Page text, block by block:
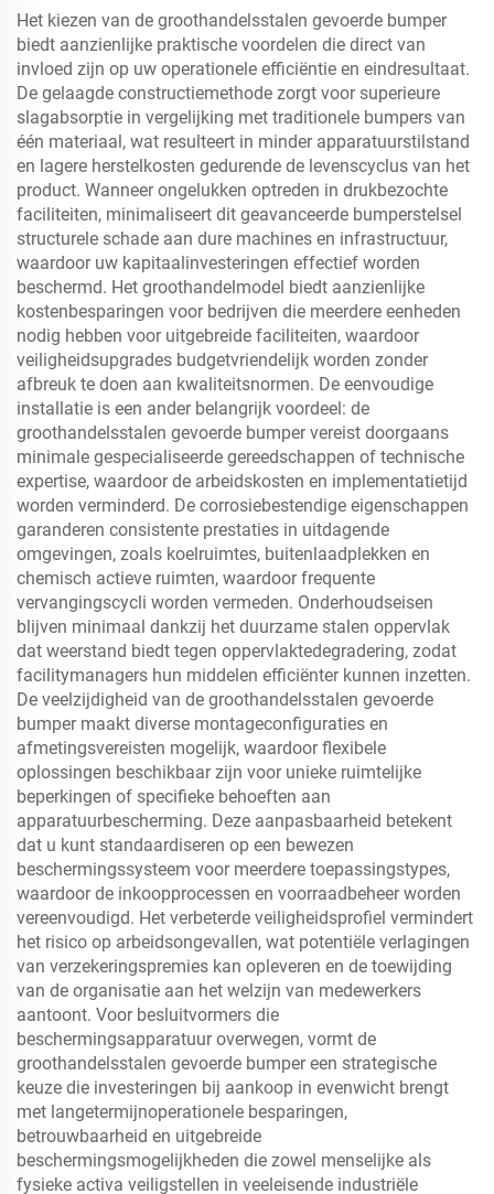
Product
Het kiezen van de groothandelsstalen gevoerde bumper
biedt aanzienlijke praktische voordelen die direct van
invloed zijn op uw operationele efficiëntie en eindresultaat.
De gelaagde constructiemethode zorgt voor superieure
slagabsorptie in vergelijking met traditionele bumpers van
één materiaal, wat resulteert in minder apparatuurstilstand
en lagere herstelkosten gedurende de levenscyclus van het
product. Wanneer ongelukken optreden in drukbezochte
faciliteiten, minimaliseert dit geavanceerde bumperstelsel
structurele schade aan dure machines en infrastructuur,
waardoor uw kapitaalinvesteringen effectief worden
beschermd. Het groothandelmodel biedt aanzienlijke
kostenbesparingen voor bedrijven die meerdere eenheden
nodig hebben voor uitgebreide faciliteiten, waardoor
veiligheidsupgrades budgetvriendelijk worden zonder
afbreuk te doen aan kwaliteitsnormen. De eenvoudige
installatie is een ander belangrijk voordeel: de
groothandelsstalen gevoerde bumper vereist doorgaans
minimale gespecialiseerde gereedschappen of technische
expertise, waardoor de arbeidskosten en implementatietijd
worden verminderd. De corrosiebestendige eigenschappen
garanderen consistente prestaties in uitdagende
omgevingen, zoals koelruimtes, buitenlaadplekken en
chemisch actieve ruimten, waardoor frequente
vervangingscycli worden vermeden. Onderhoudseisen
blijven minimaal dankzij het duurzame stalen oppervlak
dat weerstand biedt tegen oppervlaktedegradering, zodat
facilitymanagers hun middelen efficiënter kunnen inzetten.
De veelzijdigheid van de groothandelsstalen gevoerde
bumper maakt diverse montageconfiguraties en
afmetingsvereisten mogelijk, waardoor flexibele
oplossingen beschikbaar zijn voor unieke ruimtelijke
beperkingen of specifieke behoeften aan
apparatuurbescherming. Deze aanpasbaarheid betekent
dat u kunt standaardiseren op een bewezen
beschermingssysteem voor meerdere toepassingstypes,
waardoor de inkoopprocessen en voorraadbeheer worden
vereenvoudigd. Het verbeterde veiligheidsprofiel vermindert
het risico op arbeidsongevallen, wat potentiële verlagingen
van verzekeringspremies kan opleveren en de toewijding
van de organisatie aan het welzijn van medewerkers
aantoont. Voor besluitvormers die
beschermingsapparatuur overwegen, vormt de
groothandelsstalen gevoerde bumper een strategische
keuze die investeringen bij aankoop in evenwicht brengt
met langetermijnoperationele besparingen,
betrouwbaarheid en uitgebreide
beschermingsmogelijkheden die zowel menselijke als
fysieke activa veiligstellen in veeleisende industriële